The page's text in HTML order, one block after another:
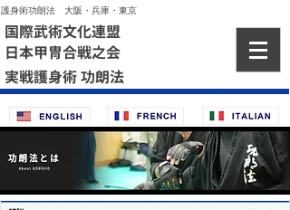
護身術功朗法 大阪・兵庫・東京
国際武術文化連盟
日本甲冑合戦之会
実戦護身術 功朗法